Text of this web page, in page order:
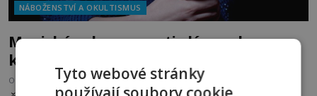
NÁBOŽENSTVÍ A OKULTISMUS
Magická ochrana proti zlému oku,
kterou si oblíbily i celebrity
OD EVA SOUKUPOVÁ 20.7.2026 3.1TIS
Tyto webové stránky